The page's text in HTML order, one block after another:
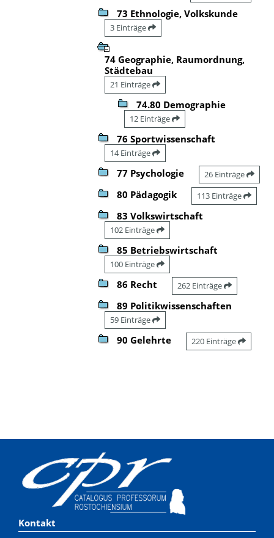
73 Ethnologie, Volkskunde
3 Einträge
74 Geographie, Raumordnung,
Städtebau
21 Einträge
74.80 Demographie
12 Einträge
76 Sportwissenschaft
14 Einträge
77 Psychologie 26 Einträge
80 Pädagogik 113 Einträge
83 Volkswirtschaft
102 Einträge
85 Betriebswirtschaft
100 Einträge
86 Recht 262 Einträge
89 Politikwissenschaften
59 Einträge
90 Gelehrte 220 Einträge
Kontakt